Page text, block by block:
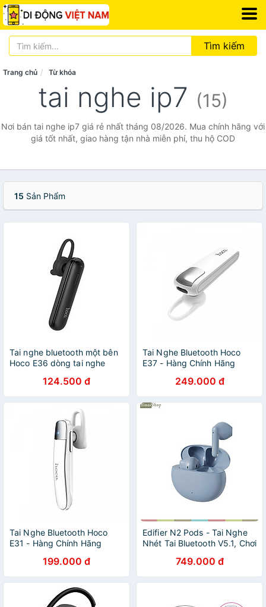
Tìm kiếm
Trang chủ Từ khóa
tai nghe ip7 (15)
Nơi bán tai nghe ip7 giá rẻ nhất tháng 08/2026. Mua chính hãng với
giá tốt nhất, giao hàng tận nhà miễn phí, thu hộ COD
15 Sản Phẩm
Tai nghe bluetooth một bên
Hoco E36 dòng tai nghe
rảnh tay - Hàng chính hãng
124.500 đ
Tai Nghe Bluetooth Hoco
E37 - Hàng Chính Hãng
249.000 đ
Tai Nghe Bluetooth Hoco
E31 - Hàng Chính Hãng
199.000 đ
Edifier N2 Pods - Tai Nghe
Nhét Tai Bluetooth V5.1, Chơi
13mm, Thời Lượng 28h-
Hàng chính hãng
749.000 đ